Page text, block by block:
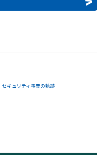
セキュリティ事業の軌跡